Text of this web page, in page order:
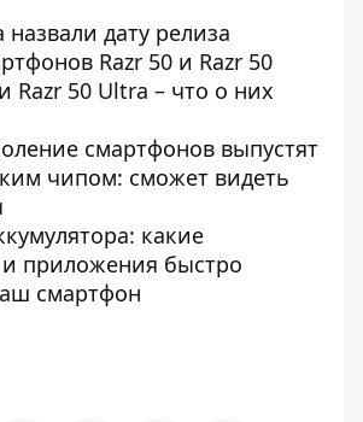
дату релиза
Razr 50 и Razr 50
Razr 50 Ultra – что о них
смартфонов выпустят
чипом: сможет видеть
какие
приложения быстро
смартфон